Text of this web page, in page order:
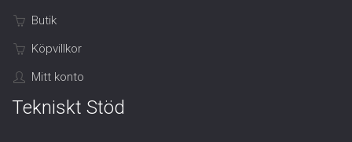
Butik
Köpvillkor
Mitt konto
Tekniskt Stöd